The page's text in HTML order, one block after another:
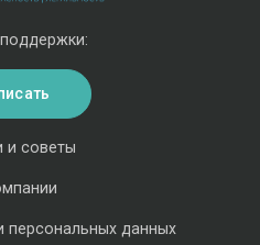
и советы
персональных данных